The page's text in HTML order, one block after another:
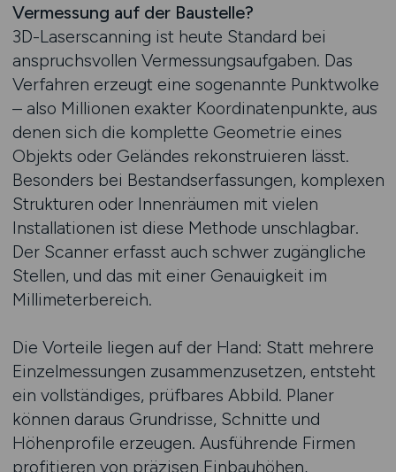
Vermessung auf der Baustelle?
3D-Laserscanning ist heute Standard bei
anspruchsvollen Vermessungsaufgaben. Das
Verfahren erzeugt eine sogenannte Punktwolke
– also Millionen exakter Koordinatenpunkte, aus
denen sich die komplette Geometrie eines
Objekts oder Geländes rekonstruieren lässt.
Besonders bei Bestandserfassungen, komplexen
Strukturen oder Innenräumen mit vielen
Installationen ist diese Methode unschlagbar.
Der Scanner erfasst auch schwer zugängliche
Stellen, und das mit einer Genauigkeit im
Millimeterbereich.
Die Vorteile liegen auf der Hand: Statt mehrere
Einzelmessungen zusammenzusetzen, entsteht
ein vollständiges, prüfbares Abbild. Planer
können daraus Grundrisse, Schnitte und
Höhenprofile erzeugen. Ausführende Firmen
profitieren von präzisen Einbauhöhen,